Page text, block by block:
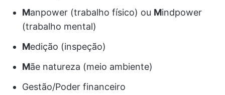
Manpower (trabalho físico) ou Mindpower
(trabalho mental)
Medição (inspeção)
Mãe natureza (meio ambiente)
Gestão/Poder financeiro